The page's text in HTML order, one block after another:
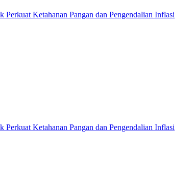
Ketahanan Pangan dan Pengendalian Inflasi
Ketahanan Pangan dan Pengendalian Inflasi